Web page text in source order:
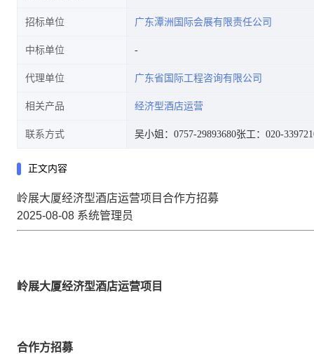
招标单位 广东潭洲国际会展有限责任公司
中标单位
代理单位 广东省国际工程咨询有限公司
相关产品 经济型酒店运营
联系方式 吴小姐：0757-29893680张工：020-
正文内容
岭展大厦经济型酒店运营项目合作方招募
2025-08-08 系统管理员
岭展大厦经济型酒店运营项目
合作方招募